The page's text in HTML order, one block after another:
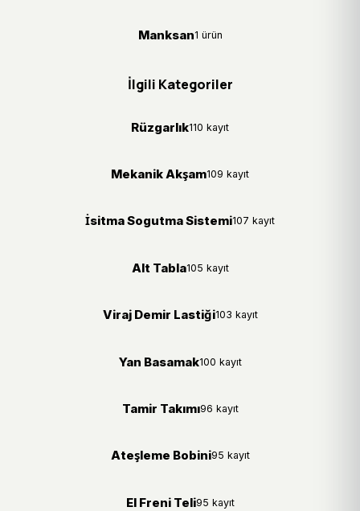
Manksan1 ürün
İlgili Kategoriler
Rüzgarlık110 kayıt
Mekanik Akşam109 kayıt
İsitma Sogutma Sistemi107 kayıt
Alt Tabla105 kayıt
Viraj Demir Lastiği103 kayıt
Yan Basamak100 kayıt
Tamir Takımı96 kayıt
Ateşleme Bobini95 kayıt
El Freni Teli95 kayıt